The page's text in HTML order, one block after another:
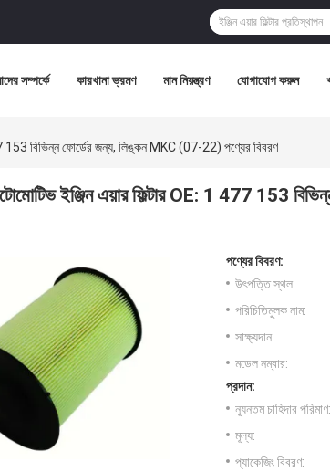
সম্পর্কে কারখানা ভ্রমণ মান নিয়ন্ত্রণ যোগাযোগ করুন
153 বিভিন্ন ফোর্ডের জন্য, লিঙ্কন MKC (07-22) পণ্যের বিবরণ
ইঞ্জিন এয়ার ফিল্টার OE: 1 477 153
পণ্যের বিবরণ:
উৎপত্তি স্থল:
পরিচিতিমুলক নাম:
সাক্ষ্যদান:
মডেল নম্বার:
প্রদান:
ন্যূনতম চাহিদার পরিমাণ:
মূল্য:
প্যাকেজিং বিবরণ: